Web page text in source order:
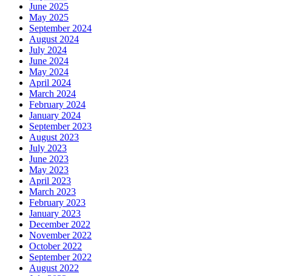
June 2025
May 2025
September 2024
August 2024
July 2024
June 2024
May 2024
April 2024
March 2024
February 2024
January 2024
September 2023
August 2023
July 2023
June 2023
May 2023
April 2023
March 2023
February 2023
January 2023
December 2022
November 2022
October 2022
September 2022
August 2022